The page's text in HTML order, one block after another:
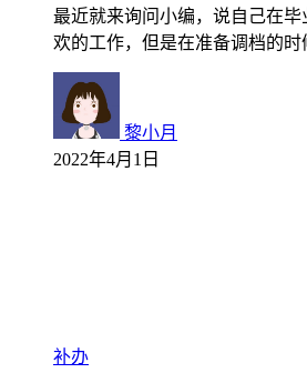
最近就来询问小编，说自己在
欢的工作，但是在准备调档的
黎小月
2022年4月1日
补办